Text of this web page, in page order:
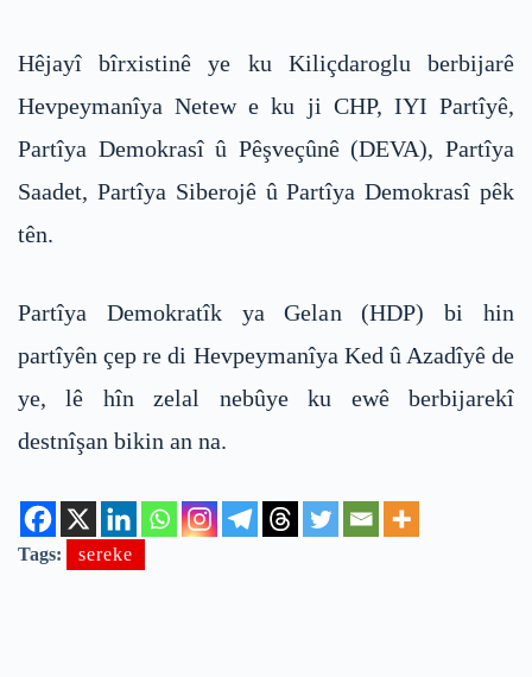
Hêjayî bîrxistinê ye ku Kiliçdaroglu berbijarê
Hevpeymanîya Netew e ku ji CHP, IYI Partîyê,
Partîya Demokrasî û Pêşveçûnê (DEVA), Partîya
Saadet, Partîya Siberojê û Partîya Demokrasî pêk
tên.
Partîya Demokratîk ya Gelan (HDP) bi hin
partîyên çep re di Hevpeymanîya Ked û Azadîyê de
ye, lê hîn zelal nebûye ku ewê berbijarekî
destnîşan bikin an na.
Tags: sereke